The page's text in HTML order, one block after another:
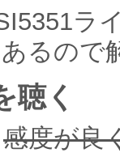
ラ
るので
聴く
感度が良